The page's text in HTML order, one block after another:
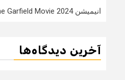
انیمیشن The Garfield Movie 2024 گارفیلد
آخرین دیدگاه‌ها